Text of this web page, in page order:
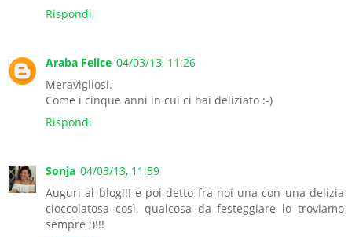
Rispondi
Araba Felice 04/03/13, 11:26
Meravigliosi.
Come i cinque anni in cui ci hai deliziato :-)
Rispondi
Sonja 04/03/13, 11:59
Auguri al blog!!! e poi detto fra noi una con una delizia
cioccolatosa così, qualcosa da festeggiare lo troviamo
sempre ;)!!!